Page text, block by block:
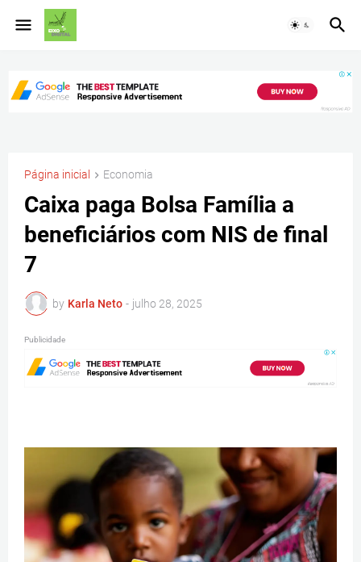
Página inicial Economia
Caixa paga Bolsa Família a
beneficiários com NIS de final
7
by Karla Neto - julho 28, 2025
Publicidade